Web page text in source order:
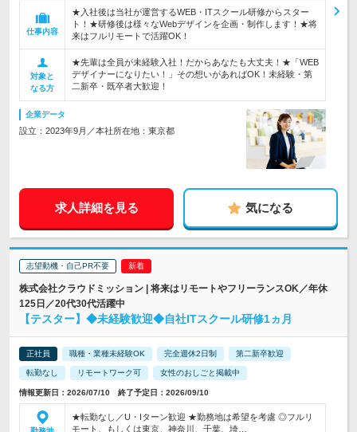
仕事内容
★入社後は当社が運営するWEB・ITスクール研修からスター
ト！★研修後は様々なWebデザインを企画・制作します！★将
来はフルリモートで活躍OK！
対象と
なる方
★先輩は全員が未経験入社！だからあなたも大丈夫！★「WEB
デザイナーになりたい！」その想いがあればOK！未経験・第
二新卒・既卒者大歓迎！
企業データ
設立：2023年9月／本社所在地：東京都
求人詳細を見る 気になる
志望動機・自己PR不要
株式会社クラウドミッション | 将来はリモートやフリーランスOK／年休
125日／20代30代活躍中
【テスター】◆未経験歓迎◆自社ITスクール研修1ヵ月
正社員 職種・業種未経験OK 完全週休2日制 第二新卒歓迎
転勤なし リモートワーク可 女性のおしごと掲載中
情報更新日：2026/07/10 終了予定日：2026/09/10
★転勤なし／U・Iターン歓迎 ★勤務地は希望を考慮 ◎フルリ
モート、もしくは東京、神奈川、千葉、埼…